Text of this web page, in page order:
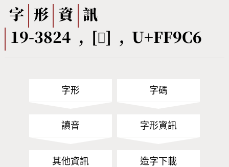
筆順序查詢
CNS查詢 Unicode查詢
字形下載
熱門查詢統計
字 形 資
訊
19-3824 , [󿧆] , U+FF9C6
字形 字碼
讀音 字形資訊
其他資訊 造字下載